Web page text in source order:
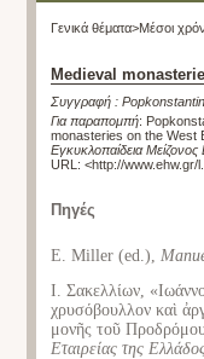
Γενικά θέματα>Μέσοι
Medieval
Συγγραφή :
Για παραπομπή:
monasteries on the West
Εγκυκλοπαίδεια
URL: <http://www.ehw.gr/
Πηγές
E. Miller (ed.),
Ι. Σακελλίων,
χρυσόβουλλον καὶ
μονῆς τοῦ
Εταιρείας της